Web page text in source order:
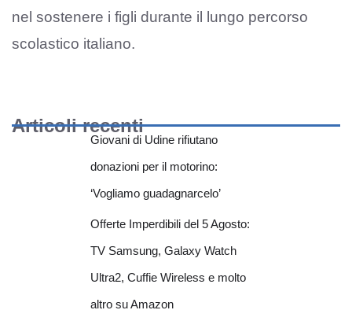
nel sostenere i figli durante il lungo percorso
scolastico italiano.
Articoli recenti
Giovani di Udine rifiutano
donazioni per il motorino:
‘Vogliamo guadagnarcelo’
Offerte Imperdibili del 5 Agosto:
TV Samsung, Galaxy Watch
Ultra2, Cuffie Wireless e molto
altro su Amazon